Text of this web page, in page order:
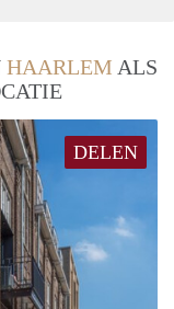
HAARLEM ALS
DELEN